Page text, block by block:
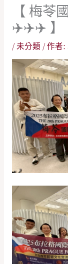
【 梅苓
✈️✈️✈️ 】
/未分類 / 作者: